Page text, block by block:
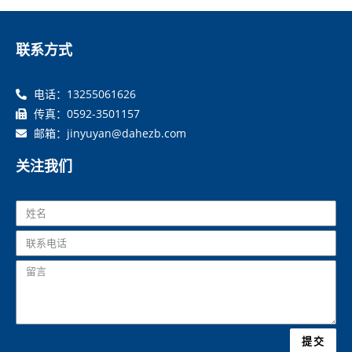
联系方式
电话：13255061626
传真：0592-3501157
邮箱：jinyuyan@dahezb.com
关注我们
提交